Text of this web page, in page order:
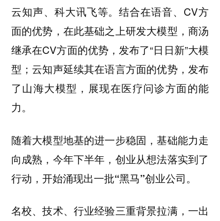
云知声、科大讯飞等。结合在语音、CV方
面的优势，在此基础之上研发大模型，商汤
继承在CV方面的优势，发布了“日日新”大模
型；云知声延续其在语言方面的优势，发布
了山海大模型，展现在医疗问诊方面的能
力。
随着大模型地基的进一步稳固，基础能力走
向成熟，今年下半年，创业从想法落实到了
行动，开始涌现出一批“黑马”创业公司。
名校、技术、行业经验三重背景拉满，一出